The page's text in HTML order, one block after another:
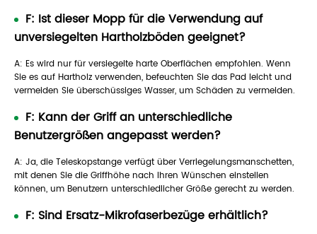
F: Ist dieser Mopp für die Verwendung auf
unversiegelten Hartholzböden geeignet?
A: Es wird nur für versiegelte harte Oberflächen empfohlen. Wenn
Sie es auf Hartholz verwenden, befeuchten Sie das Pad leicht und
vermeiden Sie überschüssiges Wasser, um Schäden zu vermeiden.
F: Kann der Griff an unterschiedliche
Benutzergrößen angepasst werden?
A: Ja, die Teleskopstange verfügt über Verriegelungsmanschetten,
mit denen Sie die Griffhöhe nach Ihren Wünschen einstellen
können, um Benutzern unterschiedlicher Größe gerecht zu werden.
F: Sind Ersatz-Mikrofaserbezüge erhältlich?